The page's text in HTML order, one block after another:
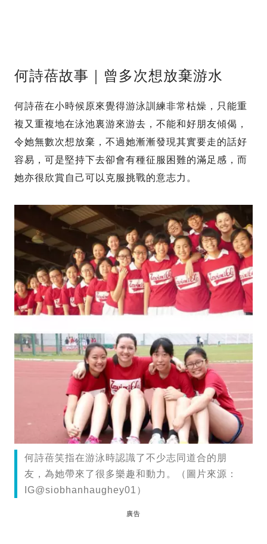
何詩蓓故事｜曾多次想放棄游水
何詩蓓在小時候原來覺得游泳訓練非常枯燥，只能重
複又重複地在泳池裏游來游去，不能和好朋友傾偈，
令她無數次想放棄，不過她漸漸發現其實要走的話好
容易，可是堅持下去卻會有種征服困難的滿足感，而
她亦很欣賞自己可以克服挑戰的意志力。
何詩蓓笑指在游泳時認識了不少志同道合的朋
友，為她帶來了很多樂趣和動力。（圖片來源：
IG@siobhanhaughey01）
廣告